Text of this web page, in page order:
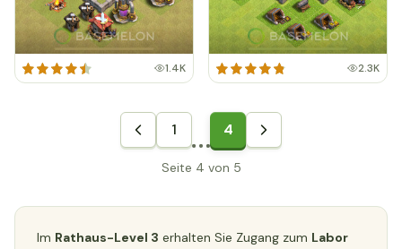
1.4K 2.3K
1 4
Seite 4 von 5
Im Rathaus-Level 3 erhalten Sie Zugang zum Labor